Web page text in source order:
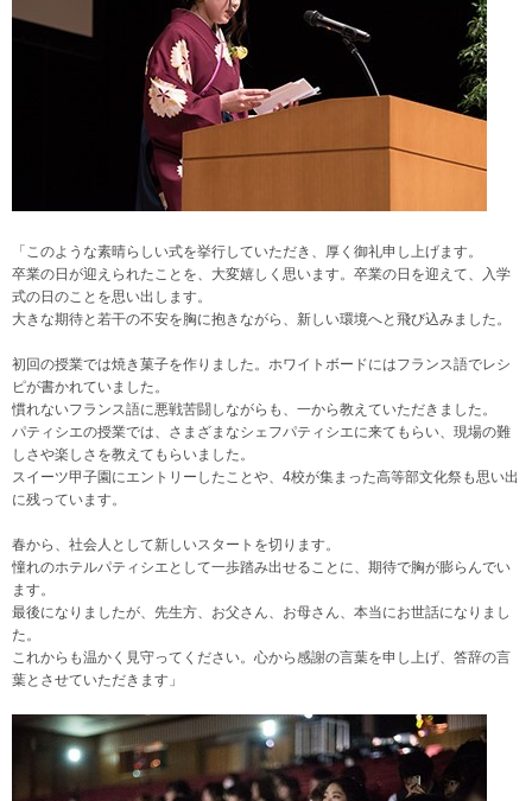
「このような素晴らしい式を挙行していただき、厚く御礼申し上げます。
卒業の日が迎えられたことを、大変嬉しく思います。卒業の日を迎えて、入学
式の日のことを思い出します。
大きな期待と若干の不安を胸に抱きながら、新しい環境へと飛び込みました。
初回の授業では焼き菓子を作りました。ホワイトボードにはフランス語でレシ
ピが書かれていました。
慣れないフランス語に悪戦苦闘しながらも、一から教えていただきました。
パティシエの授業では、さまざまなシェフパティシエに来てもらい、現場の難
しさや楽しさを教えてもらいました。
スイーツ甲子園にエントリーしたことや、4校が集まった高等部文化祭も思い出
に残っています。
春から、社会人として新しいスタートを切ります。
憧れのホテルパティシエとして一歩踏み出せることに、期待で胸が膨らんでい
ます。
最後になりましたが、先生方、お父さん、お母さん、本当にお世話になりまし
た。
これからも温かく見守ってください。心から感謝の言葉を申し上げ、答辞の言
葉とさせていただきます」